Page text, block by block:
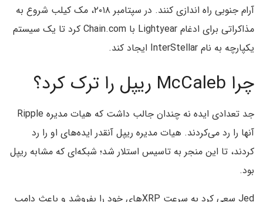
آرام جنوبی راه اندازی کنند. در سپتامبر ۲۰۱۸، مک کیلب شروع به
مذاکراتی برای ادغام Lightyear با Chain.com کرد تا یک سیستم
یکپارچه به نام InterStellar ایجاد کند.
چرا McCaleb‌ ریپل را ترک کرد؟
جد تعدادی ایده نه چندان جالب داشت که هیات مدیره Ripple
آنها را رد می‌کردند. هیات مدیره ریپل آنقدر ایده‌های او را رد
کردند، تا این منجر به تاسیس استلار شد؛ شبکه‌ای که مشابه ریپل
بود.
Jed سعی کرد به سرعت XRPهای خود را بفروشد و باعث دامپ